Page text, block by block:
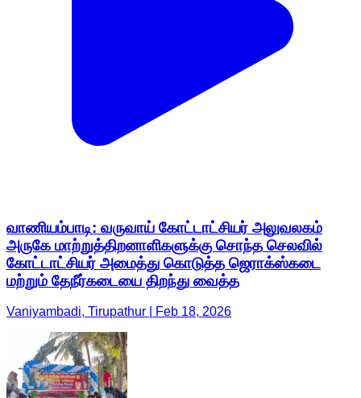
வாணியம்பாடி: வருவாய் கோட்டாட்சியர் அலுவலகம்
அருகே மாற்றுத்திறனாளிகளுக்கு சொந்த செலவில்
கோட்டாட்சியர் அமைத்து கொடுத்த ஜெராக்ஸ்கடை
மற்றும் தேநீர்கடையை திறந்து வைத்த
Vaniyambadi, Tirupathur | Feb 18, 2026